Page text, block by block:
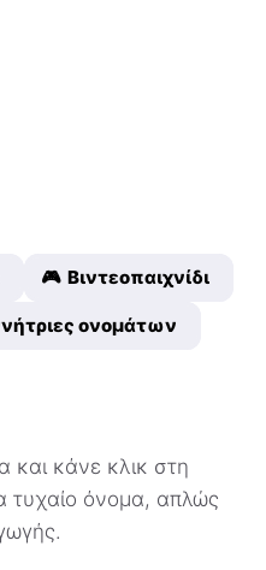
🎮 Βιντεοπαιχνίδι
ονομάτων
κάνε κλικ στη
τυχαίο όνομα, απλώς